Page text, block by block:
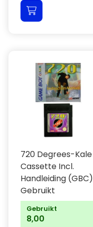
720 Degrees-Kale
Cassette Incl.
Handleiding (GBC)
Gebruikt
Gebruikt
8,00